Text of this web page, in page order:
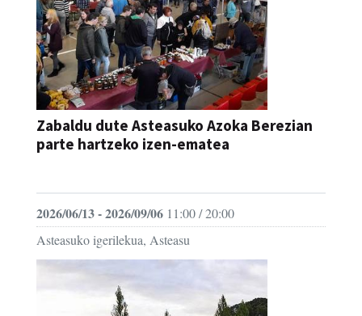
Zabaldu dute Asteasuko Azoka Berezian
parte hartzeko izen-ematea
2026/06/13 - 2026/09/06 11:00 / 20:00
Asteasuko igerilekua, Asteasu